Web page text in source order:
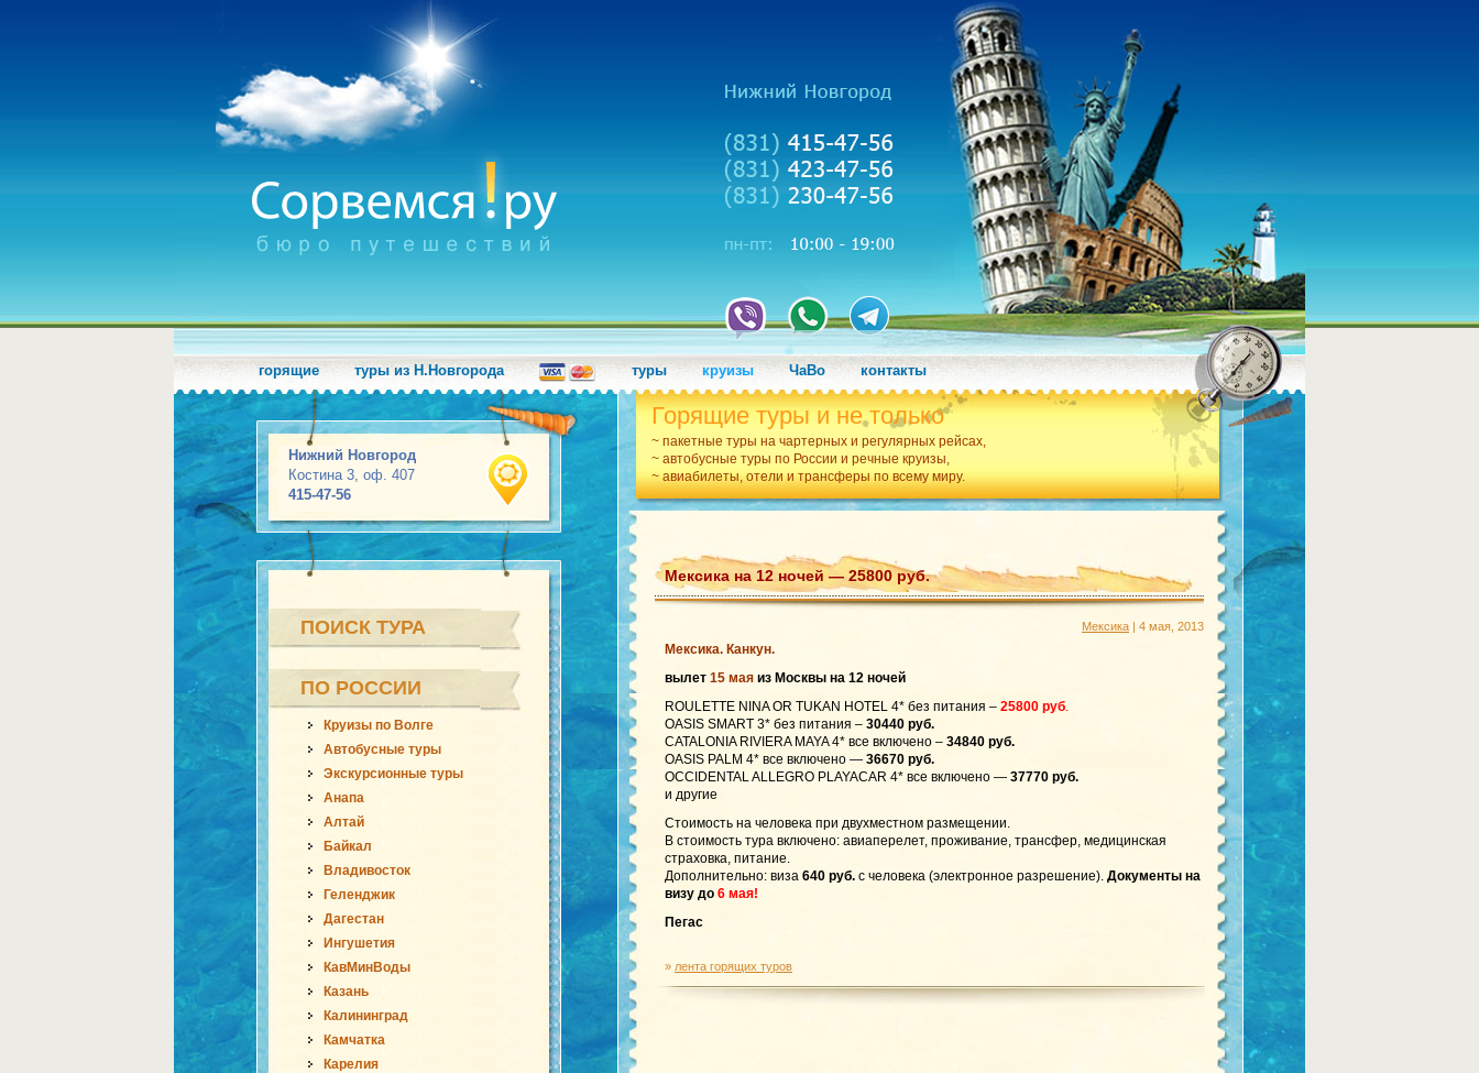
горящие туры из Н.Новгорода туры круизы ЧаВо контакты
Нижний Новгород
Костина 3, оф. 407
415-47-56
Горящие туры и не только
~ пакетные туры на чартерных и регулярных рейсах,
~ автобусные туры по России и речные круизы,
~ авиабилеты, отели и трансферы по всему миру.
ПОИСК ТУРА
ПО РОССИИ
Круизы по Волге
Автобусные туры
Экскурсионные туры
Анапа
Алтай
Байкал
Владивосток
Геленджик
Дагестан
Ингушетия
КавМинВоды
Казань
Калининград
Камчатка
Карелия
Мексика на 12 ночей — 25800 руб.
Мексика | 4 мая, 2013
Мексика. Канкун.
вылет 15 мая из Москвы на 12 ночей
ROULETTE NINA OR TUKAN HOTEL 4* без питания – 25800 руб.
OASIS SMART 3* без питания – 30440 руб.
CATALONIA RIVIERA MAYA 4* все включено – 34840 руб.
OASIS PALM 4* все включено — 36670 руб.
OCCIDENTAL ALLEGRO PLAYACAR 4* все включено — 37770 руб.
и другие
Стоимость на человека при двухместном размещении.
В стоимость тура включено: авиаперелет, проживание, трансфер, медицинская
страховка, питание.
Дополнительно: виза 640 руб. с человека (электронное разрешение). Документы на
визу до 6 мая!
Пегас
» лента горящих туров